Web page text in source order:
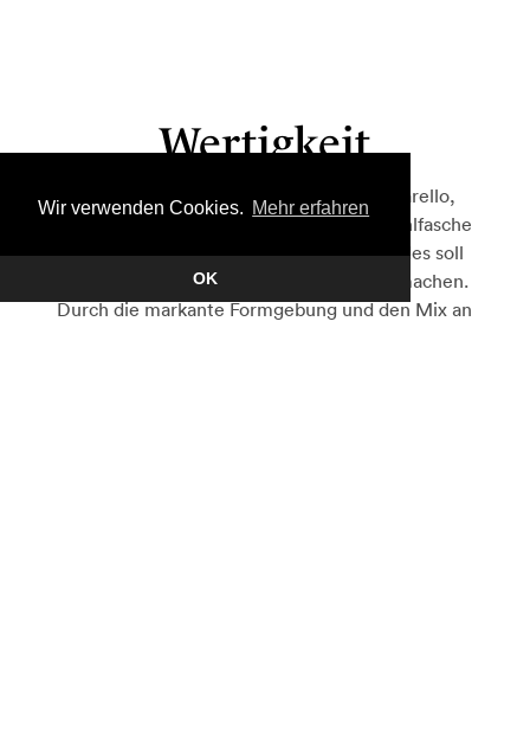
Wir verwenden Cookies. Mehr erfahren
OK
Wertigkeit
Für das preisgekrönte Olivenöl von Chiarello,
wurden wir mit dem Packaging einer Stahlfasche
und eines Geschenksets beauftragt. Beides soll
die Hochwertigkeit des Inhalts sichtbar machen.
Durch die markante Formgebung und den Mix an